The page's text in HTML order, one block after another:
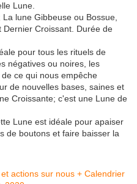
Lune.
lune Gibbeuse ou Bossue,
Croissant. Durée de
pour tous les rituels de
négatives ou noires, les
ce qui nous empêche
de nouvelles bases, saines et
Croissante; c'est une Lune de
Lune est idéale pour apaiser
de boutons et faire baisser la